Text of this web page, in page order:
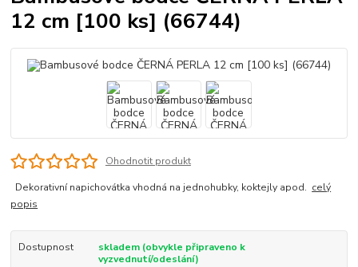
12 cm [100 ks] (66744)
Ohodnotit produkt
Dekorativní napichovátka vhodná na jednohubky, koktejly apod. celý
popis
Dostupnost
skladem (obvykle připraveno k
vyzvednutí/odeslání)